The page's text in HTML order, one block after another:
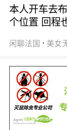
本人开车去
个位置 回程
闲聊法国 美女